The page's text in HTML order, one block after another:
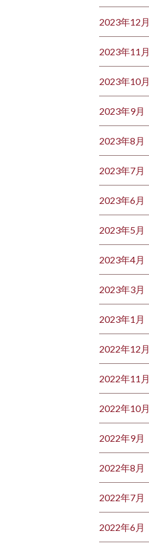
2023年12月
2023年11月
2023年10月
2023年9月
2023年8月
2023年7月
2023年6月
2023年5月
2023年4月
2023年3月
2023年1月
2022年12月
2022年11月
2022年10月
2022年9月
2022年8月
2022年7月
2022年6月